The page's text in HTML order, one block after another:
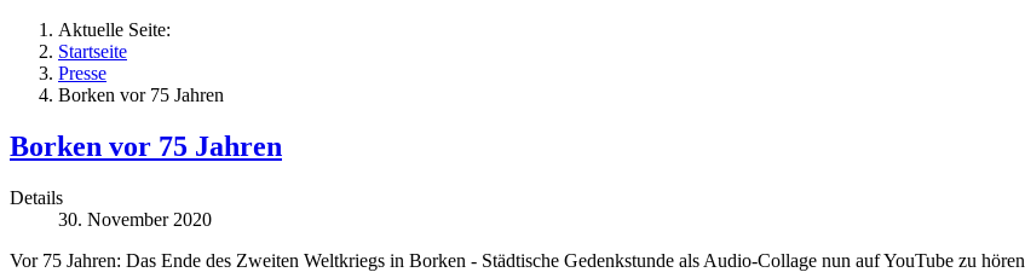
Aktuelle Seite:
Startseite
Presse
Borken vor 75 Jahren
Borken vor 75 Jahren
Details
30. November 2020
Vor 75 Jahren: Das Ende des Zweiten Weltkriegs in Borken - Städtische Gedenkstunde als Audio-Collage nun auf YouTube zu hören